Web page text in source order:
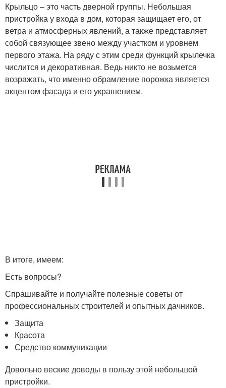
Крыльцо – это часть дверной группы. Небольшая
пристройка у входа в дом, которая защищает его, от
ветра и атмосферных явлений, а также представляет
собой связующее звено между участком и уровнем
первого этажа. На ряду с этим среди функций крылечка
числится и декоративная. Ведь никто не возьмется
возражать, что именно обрамление порожка является
акцентом фасада и его украшением.
В итоге, имеем:
Есть вопросы?
Спрашивайте и получайте полезные советы от
профессиональных строителей и опытных дачников.
Защита
Красота
Средство коммуникации
Довольно веские доводы в пользу этой небольшой
пристройки.